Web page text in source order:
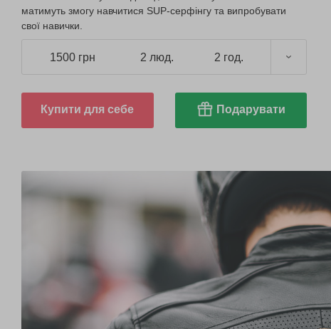
матимуть змогу навчитися SUP-серфінгу та випробувати
свої навички.
1500 грн 2 люд. 2 год.
Купити для себе Подарувати